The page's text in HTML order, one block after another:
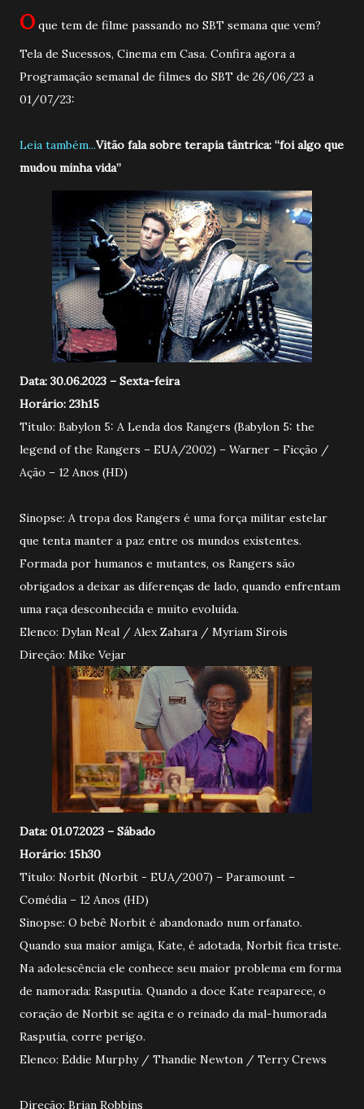
O que tem de filme passando no SBT semana que vem?
Tela de Sucessos, Cinema em Casa. Confira agora a
Programação semanal de filmes do SBT de 26/06/23 a
01/07/23:
Leia também...Vitão fala sobre terapia tântrica: “foi algo que
mudou minha vida”
Data: 30.06.2023 – Sexta-feira
Horário: 23h15
Título: Babylon 5: A Lenda dos Rangers (Babylon 5: the
legend of the Rangers – EUA/2002) – Warner – Ficção /
Ação – 12 Anos (HD)
Sinopse: A tropa dos Rangers é uma força militar estelar
que tenta manter a paz entre os mundos existentes.
Formada por humanos e mutantes, os Rangers são
obrigados a deixar as diferenças de lado, quando enfrentam
uma raça desconhecida e muito evoluída.
Elenco: Dylan Neal / Alex Zahara / Myriam Sirois
Direção: Mike Vejar
Data: 01.07.2023 – Sábado
Horário: 15h30
Título: Norbit (Norbit - EUA/2007) – Paramount –
Comédia – 12 Anos (HD)
Sinopse: O bebê Norbit é abandonado num orfanato.
Quando sua maior amiga, Kate, é adotada, Norbit fica triste.
Na adolescência ele conhece seu maior problema em forma
de namorada: Rasputia. Quando a doce Kate reaparece, o
coração de Norbit se agita e o reinado da mal-humorada
Rasputia, corre perigo.
Elenco: Eddie Murphy / Thandie Newton / Terry Crews
Direção: Brian Robbins